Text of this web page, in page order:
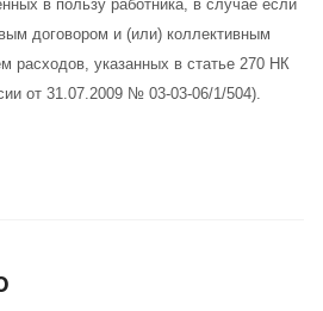
в пользу работника, в случае если
договором и (или) коллективным
расходов, указанных в статье 270 НК
от 31.07.2009 № 03-03-06/1/504).